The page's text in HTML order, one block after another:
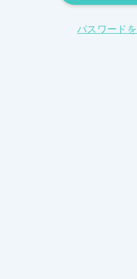
パスワード